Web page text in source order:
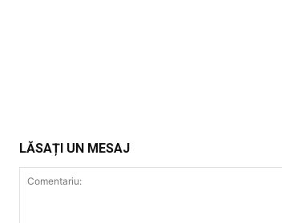
LĂSAȚI UN MESAJ